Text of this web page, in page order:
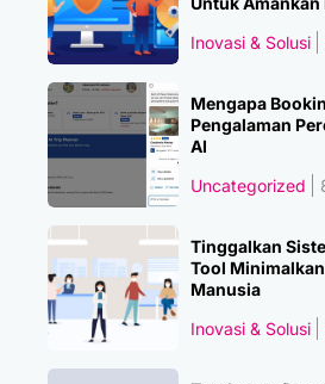
Inovasi & Solusi
Mengapa
Pengalaman
AI
Uncategorized
Tinggalkan
Tool
Manusia
Inovasi & Solusi